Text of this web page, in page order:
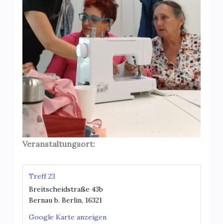
Veranstaltungsort:
Treff 23
Breitscheidstraße 43b
Bernau b. Berlin, 16321
Google Karte anzeigen